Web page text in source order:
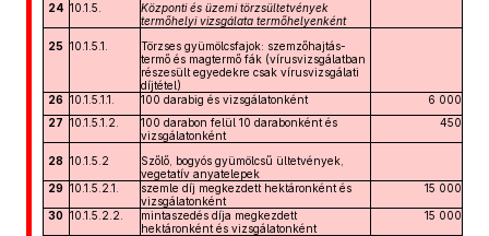
24 10.1.5.
Központi és üzemi törzsültetvények
termőhelyi vizsgálata termőhelyenként
25 10.1.5.1.
Törzses gyümölcsfajok: szemzőhajtás-
termő és magtermő fák (vírusvizsgálatban
részesült egyedekre csak vírusvizsgálati
díjtétel)
26 10.1.5.1.1. 100 darabig és vizsgálatonként
6 000
27 10.1.5.1.2.
100 darabon felül 10 darabonként és
vizsgálatonként
450
28 10.1.5.2
Szőlő, bogyós gyümölcsű ültetvények,
vegetatív anyatelepek
29 10.1.5.2.1.
szemle díj megkezdett hektáronként és
vizsgálatonként
15 000
30 10.1.5.2.2.
mintaszedés díja megkezdett
hektáronként és vizsgálatonként
15 000